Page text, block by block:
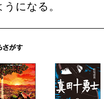
になる。